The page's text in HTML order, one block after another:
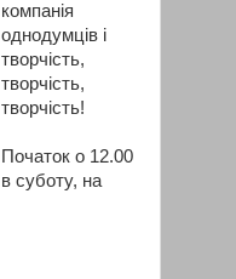
компанія
однодумців і
творчість,
творчість,
творчість!
Початок о 12.00
в суботу, на